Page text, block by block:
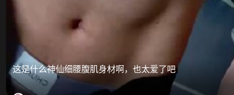
这是什么神仙细腰腹肌身材啊，也太爱了吧